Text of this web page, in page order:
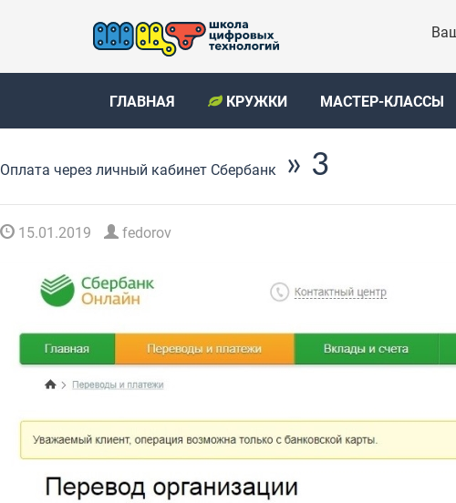
ГЛАВНАЯ КРУЖКИ МАСТЕР-КЛАССЫ
Оплата через личный кабинет Сбербанк » 3
15.01.2019 fedorov